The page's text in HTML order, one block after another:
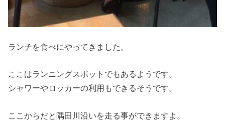
ランチを食べにやってきました。
ここはランニングスポットでもあるようです。
シャワーやロッカーの利用もできるそうです。
ここからだと隅田川沿いを走る事ができますよ。